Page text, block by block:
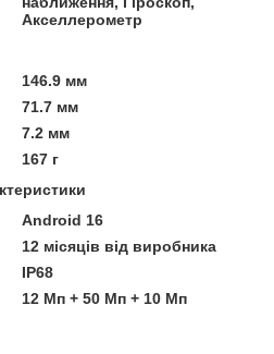
Акселлерометр
146.9 мм
71.7 мм
7.2 мм
167 г
Android 16
12 місяців від виробника
IP68
12 Мп + 50 Мп + 10 Мп